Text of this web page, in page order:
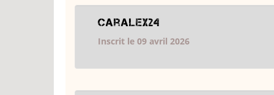
Caralex24
Inscrit le 09 avril 2026